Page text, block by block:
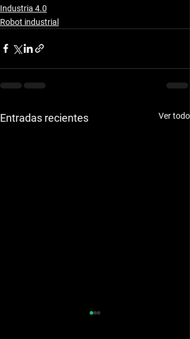
Industria 4.0
Robot industrial
Entradas recientes Ver todo